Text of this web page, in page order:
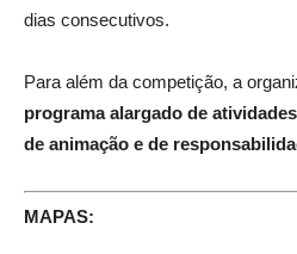
dias consecutivos.
Para além da competição, a
programa alargado de
de animação e de
MAPAS: